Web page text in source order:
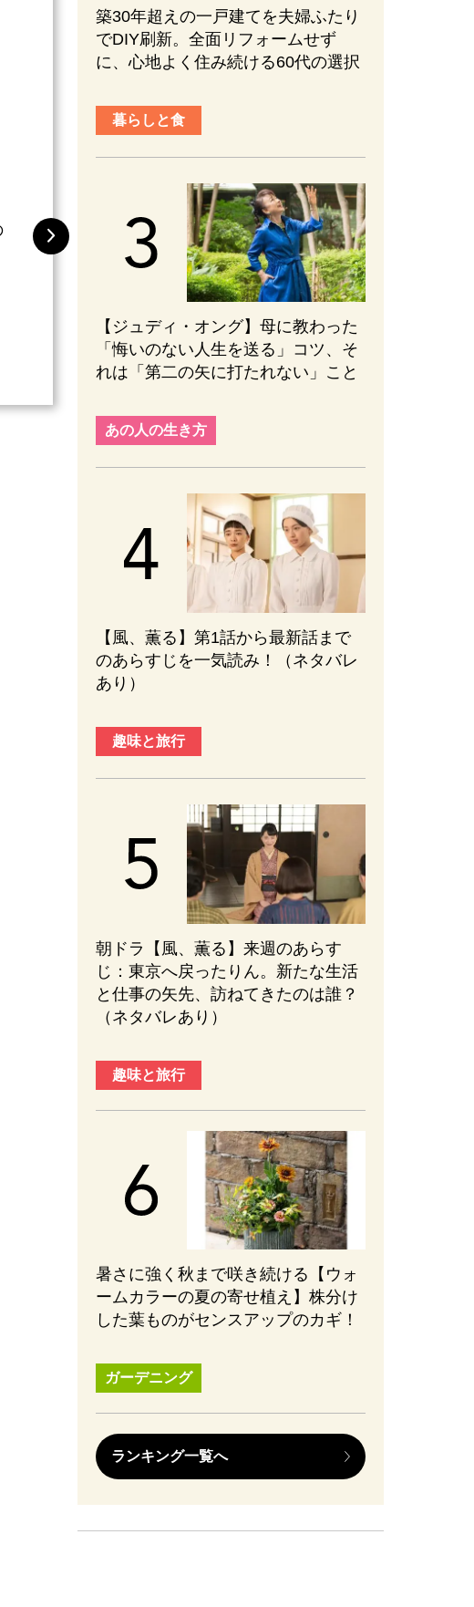
『元敬（ウォ
後半の見どこ
まない、ブレ
かれる【ネタ
#PR
築30年超えの一戸建てを夫婦ふたり
でDIY刷新。全面リフォームせず
に、心地よく住み続ける60代の選択
暮らしと食
【ジュディ・オング】母に教わった
「悔いのない人生を送る」コツ、そ
れは「第二の矢に打たれない」こと
あの人の生き方
【風、薫る】第1話から最新話まで
のあらすじを一気読み！（ネタバレ
あり）
趣味と旅行
朝ドラ【風、薫る】来週のあらす
じ：東京へ戻ったりん。新たな生活
と仕事の矢先、訪ねてきたのは誰？
（ネタバレあり）
趣味と旅行
暑さに強く秋まで咲き続ける【ウォ
ームカラーの夏の寄せ植え】株分け
した葉ものがセンスアップのカギ！
ガーデニング
ランキング一覧へ